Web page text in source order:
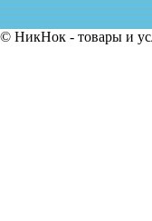
© НикНок - товары и